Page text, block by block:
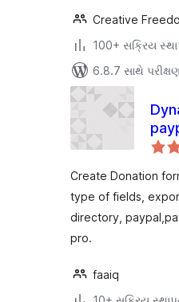
Creative
100+ સક્રિય
6.8.7 સાથે
Create Donation
type of fields,
directory,
pro.
faaiq